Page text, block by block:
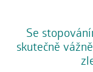
Se
skutečně